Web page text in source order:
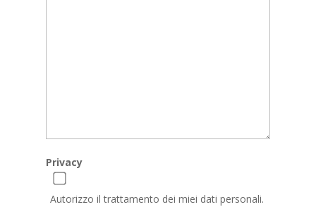
Privacy
Autorizzo il trattamento dei miei dati personali.